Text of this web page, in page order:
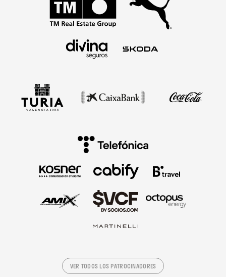
VER TODOS LOS PATROCINADORES